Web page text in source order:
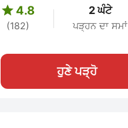
 4.8
(182)
2 ਘੰਟੇ
ਪੜ੍ਹਨ ਦਾ ਸਮਾਂ
ਹੁਣੇ ਪੜ੍ਹੋ